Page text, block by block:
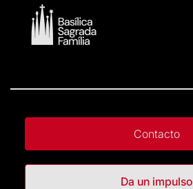
Contacto
Da un impulso